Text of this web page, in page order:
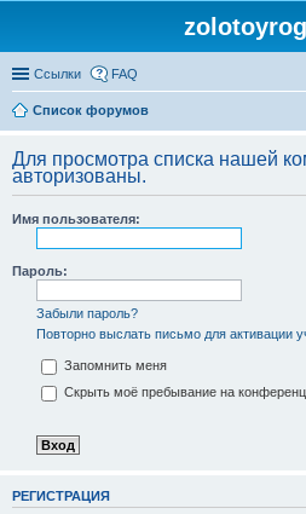
Ссылки FAQ
Список форумов
Для просмотра списка нашей
авторизованы.
Имя пользователя:
Пароль:
Забыли пароль?
Повторно выслать письмо для активации
Запомнить меня
Скрыть моё пребывание на
РЕГИСТРАЦИЯ